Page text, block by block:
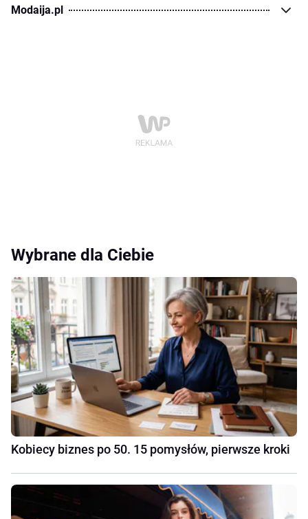
Modaija.pl
Wybrane dla Ciebie
Kobiecy biznes po 50. 15 pomysłów, pierwsze kroki